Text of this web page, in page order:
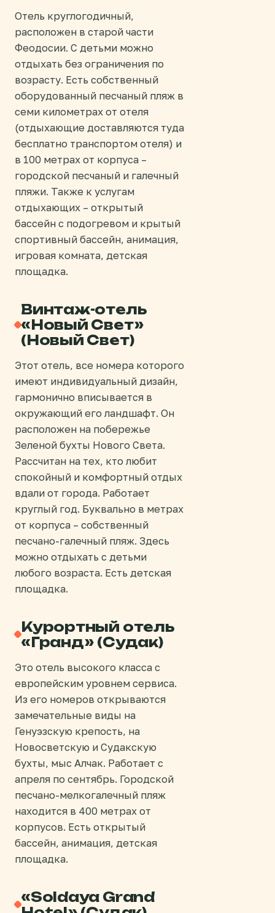
Отель круглогодичный,
расположен в старой части
Феодосии. С детьми можно
отдыхать без ограничения по
возрасту. Есть собственный
оборудованный песчаный пляж в
семи километрах от отеля
(отдыхающие доставляются туда
бесплатно транспортом отеля) и
в 100 метрах от корпуса –
городской песчаный и галечный
пляжи. Также к услугам
отдыхающих – открытый
бассейн с подогревом и крытый
спортивный бассейн, анимация,
игровая комната, детская
площадка.
Винтаж-отель
«Новый Свет»
(Новый Свет)
Этот отель, все номера которого
имеют индивидуальный дизайн,
гармонично вписывается в
окружающий его ландшафт. Он
расположен на побережье
Зеленой бухты Нового Света.
Рассчитан на тех, кто любит
спокойный и комфортный отдых
вдали от города. Работает
круглый год. Буквально в метрах
от корпуса – собственный
песчано-галечный пляж. Здесь
можно отдыхать с детьми
любого возраста. Есть детская
площадка.
Курортный отель
«Гранд» (Судак)
Это отель высокого класса с
европейским уровнем сервиса.
Из его номеров открываются
замечательные виды на
Генуэзскую крепость, на
Новосветскую и Судакскую
бухты, мыс Алчак. Работает с
апреля по сентябрь. Городской
песчано-мелкогалечный пляж
находится в 400 метрах от
корпусов. Есть открытый
бассейн, анимация, детская
площадка.
«Soldaya Grand